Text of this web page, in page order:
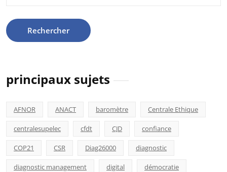
principaux sujets
AFNOR ANACT baromètre Centrale Ethique
centralesupelec cfdt CJD confiance
COP21 CSR Diag26000 diagnostic
diagnostic management digital démocratie